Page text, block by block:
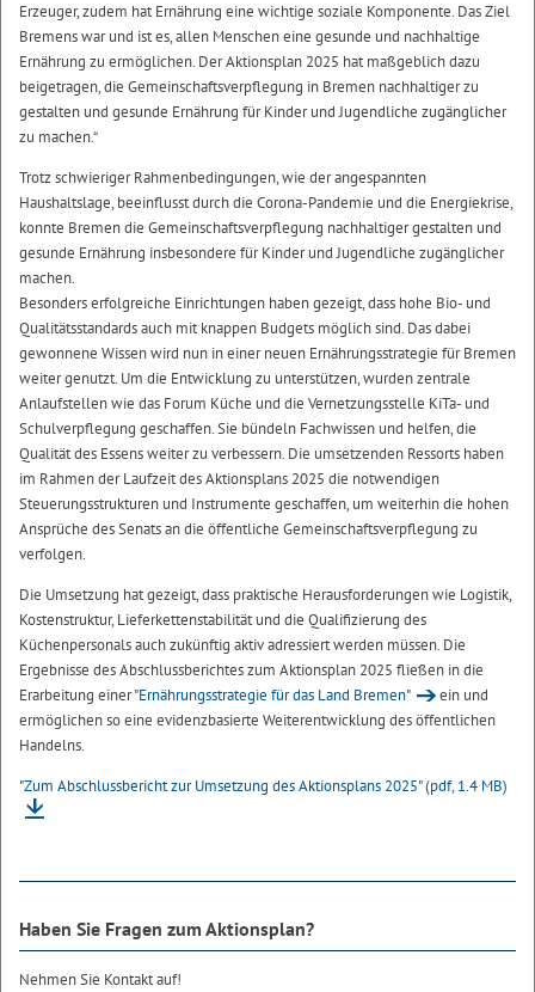
Erzeuger, zudem hat Ernährung eine wichtige soziale Komponente. Das Ziel
Bremens war und ist es, allen Menschen eine gesunde und nachhaltige
Ernährung zu ermöglichen. Der Aktionsplan 2025 hat maßgeblich dazu
beigetragen, die Gemeinschaftsverpflegung in Bremen nachhaltiger zu
gestalten und gesunde Ernährung für Kinder und Jugendliche zugänglicher
zu machen.“
Trotz schwieriger Rahmenbedingungen, wie der angespannten
Haushaltslage, beeinflusst durch die Corona-Pandemie und die Energiekrise,
konnte Bremen die Gemeinschaftsverpflegung nachhaltiger gestalten und
gesunde Ernährung insbesondere für Kinder und Jugendliche zugänglicher
machen.
Besonders erfolgreiche Einrichtungen haben gezeigt, dass hohe Bio- und
Qualitätsstandards auch mit knappen Budgets möglich sind. Das dabei
gewonnene Wissen wird nun in einer neuen Ernährungsstrategie für Bremen
weiter genutzt. Um die Entwicklung zu unterstützen, wurden zentrale
Anlaufstellen wie das Forum Küche und die Vernetzungsstelle KiTa- und
Schulverpflegung geschaffen. Sie bündeln Fachwissen und helfen, die
Qualität des Essens weiter zu verbessern. Die umsetzenden Ressorts haben
im Rahmen der Laufzeit des Aktionsplans 2025 die notwendigen
Steuerungsstrukturen und Instrumente geschaffen, um weiterhin die hohen
Ansprüche des Senats an die öffentliche Gemeinschaftsverpflegung zu
verfolgen.
Die Umsetzung hat gezeigt, dass praktische Herausforderungen wie Logistik,
Kostenstruktur, Lieferkettenstabilität und die Qualifizierung des
Küchenpersonals auch zukünftig aktiv adressiert werden müssen. Die
Ergebnisse des Abschlussberichtes zum Aktionsplan 2025 fließen in die
Erarbeitung einer"Ernährungsstrategie für das Land Bremen"
ein und
ermöglichen so eine evidenzbasierte Weiterentwicklung des öffentlichen
Handelns.
"Zum Abschlussbericht zur Umsetzung des Aktionsplans 2025"(pdf, 1.4 MB)
Haben Sie Fragen zum Aktionsplan?
Nehmen Sie Kontakt auf!